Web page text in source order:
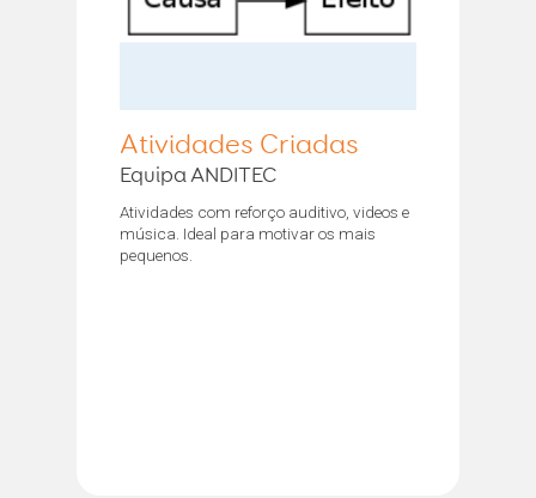
Atividades Criadas
Equipa ANDITEC
Atividades com reforço auditivo, videos e
música. Ideal para motivar os mais
pequenos.